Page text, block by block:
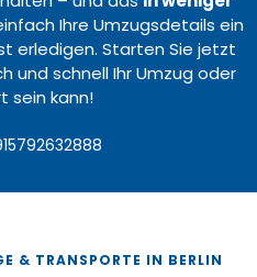
Ihre Umzugsdetails ein
erledigen. Starten Sie jetzt
und schnell Ihr Umzug oder
sein kann!
& TRANSPORTE IN BERLIN